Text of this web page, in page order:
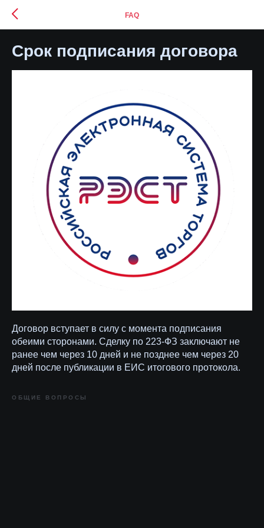
FAQ
Срок подписания договора
Договор вступает в силу с момента подписания
обеими сторонами. Сделку по 223-ФЗ заключают не
ранее чем через 10 дней и не позднее чем через 20
дней после публикации в ЕИС итогового протокола.
ОБЩИЕ ВОПРОСЫ